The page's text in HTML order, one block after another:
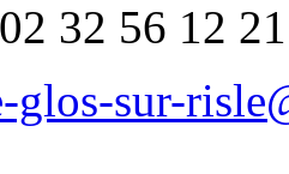
02 32 56 12 21
glos-sur-